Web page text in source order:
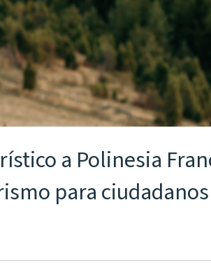
a Polinesia
para ciudadanos